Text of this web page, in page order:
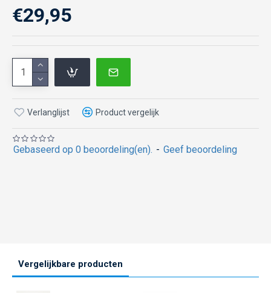
Gebaseerd op 0 beoordeling(en). - Geef beoordeling
€29,95
Verlanglijst Product vergelijk
Vergelijkbare producten